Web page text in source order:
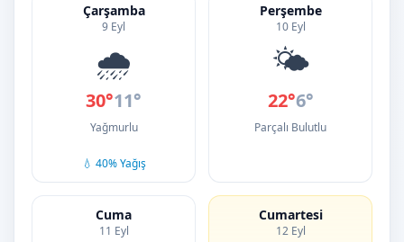
Çarşamba
9 Eyl
🌧️
30°11°
Yağmurlu
💧 40% Yağış
Perşembe
10 Eyl
🌤️
22°6°
Parçalı Bulutlu
Cuma
11 Eyl
Cumartesi
12 Eyl